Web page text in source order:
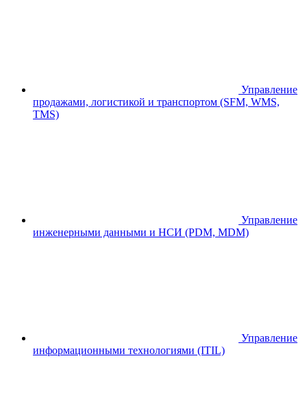
Управление
продажами, логистикой и транспортом (SFM, WMS,
TMS)
Управление
инженерными данными и НСИ (PDM, MDM)
Управление
информационными технологиями (ITIL)